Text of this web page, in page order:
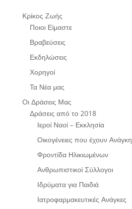
Κρίκος Ζωής
Ποιοι Είμαστε
Βραβεύσεις
Εκδηλώσεις
Χορηγοί
Τα Νέα μας
Οι Δράσεις Μας
Δράσεις από το 2018
Ιεροί Ναοί – Εκκλησία
Οικογένειες που έχουν Ανάγκη
Φροντίδα Ηλικιωμένων
Ανθρωπιστικοί Σύλλογοι
Ιδρύματα για Παιδιά
Ιατροφαρμακευτικές Ανάγκες